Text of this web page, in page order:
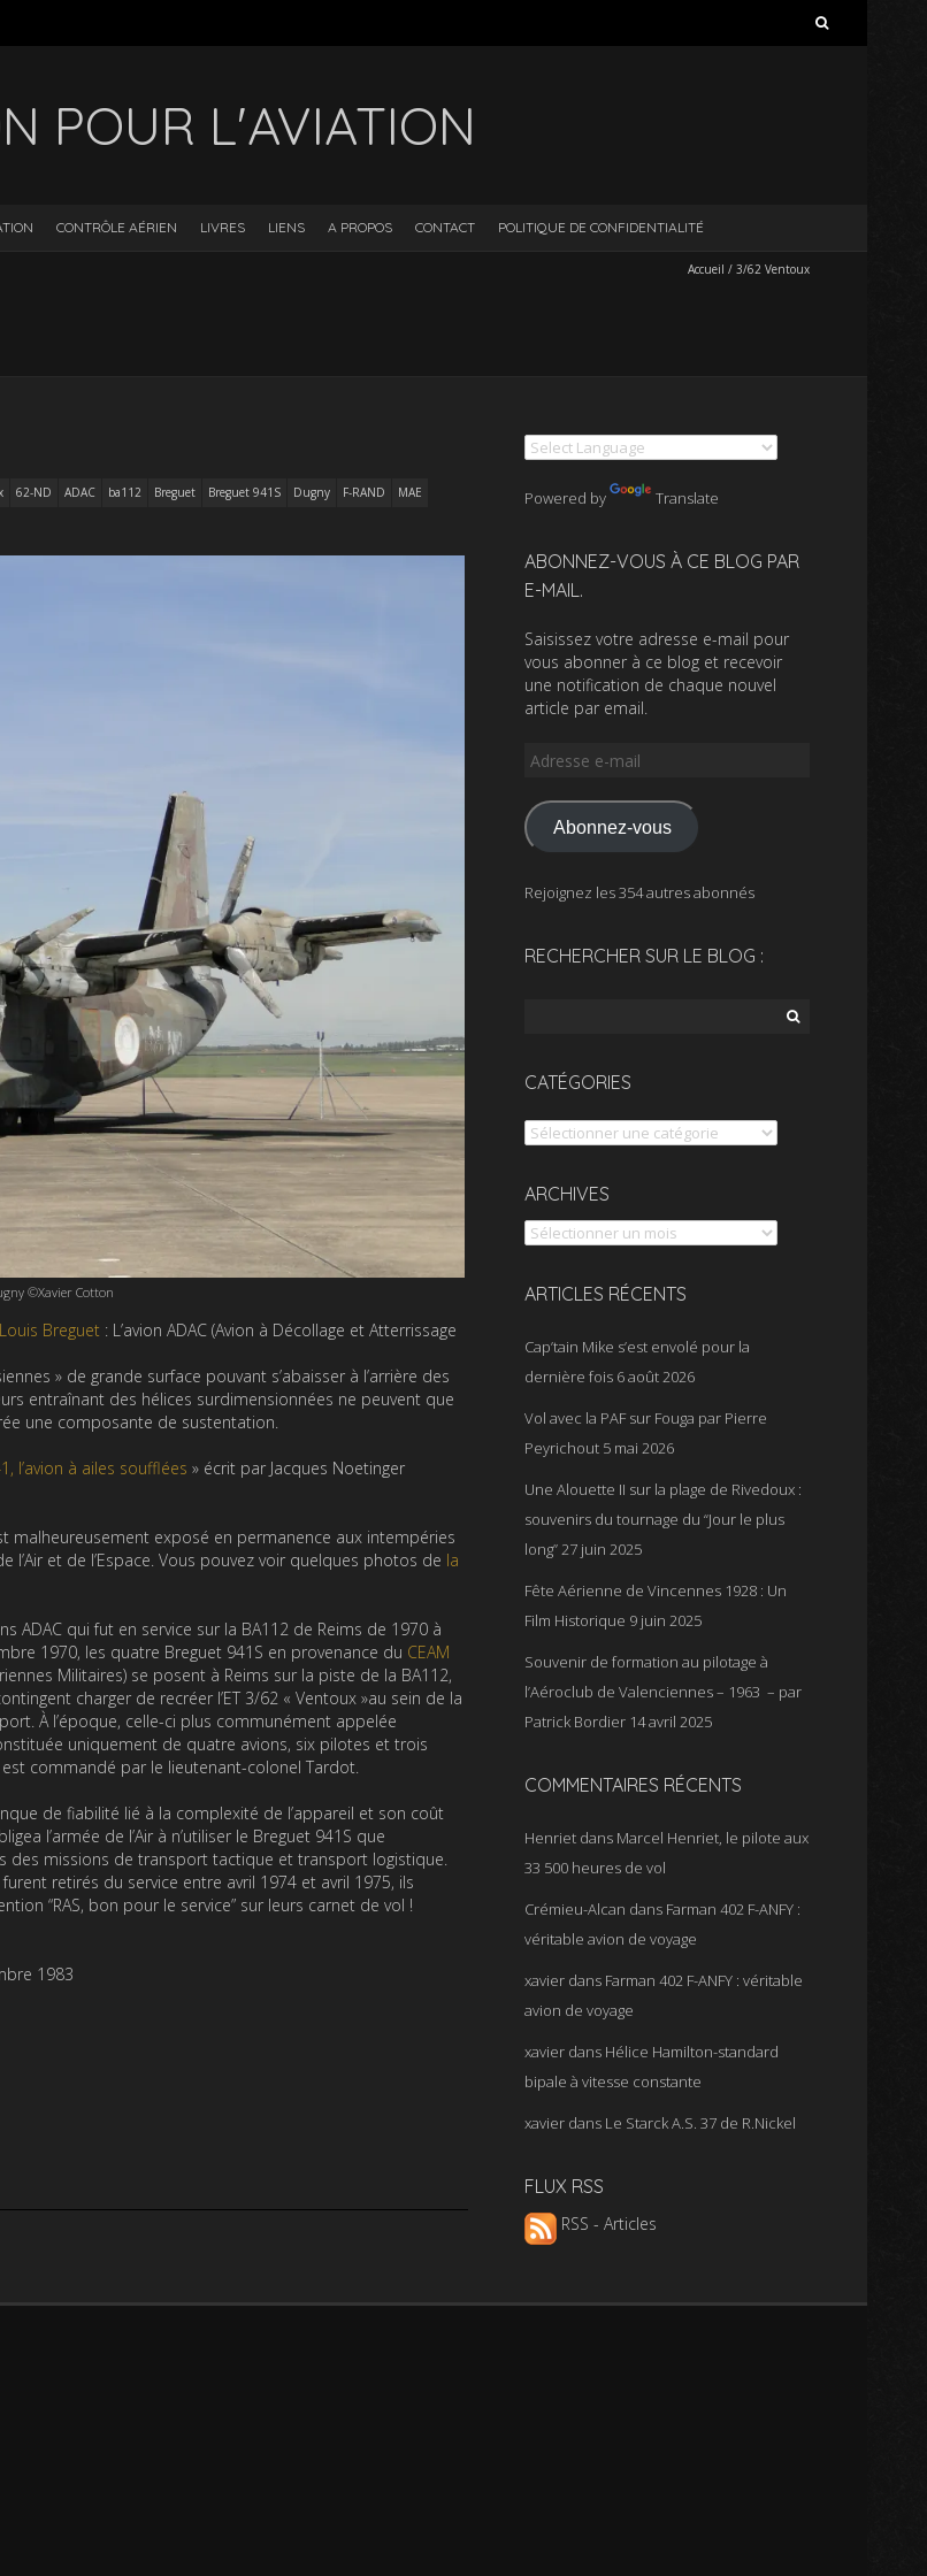
POUR L'AVIATION
CONTRÔLE AÉRIEN LIVRES LIENS A PROPOS CONTACT POLITIQUE DE CONFIDENTIALITÉ
Accueil /3/62 Ventoux
62-ND ADAC ba112 Breguet Breguet 941S Dugny F-RAND
MAE
©Xavier Cotton
Louis Breguet: L’avion ADAC (Avion à Décollage et Atterrissage
» de grande surface pouvant s’abaisser à l’arrière des
entraînant des hélices surdimensionnées ne peuvent que
une composante de sustentation.
l’avion à ailes soufflées » écrit par Jacques Noetinger
malheureusement exposé en permanence aux intempéries
et de l’Espace. Vous pouvez voir quelques photos de la
ADAC qui fut en service sur la BA112 de Reims de 1970 à
1970, les quatre Breguet 941S en provenance du CEAM
Militaires) se posent à Reims sur la piste de la BA112,
charger de recréer l’ET 3/62 « Ventoux »au sein de la
À l’époque, celle-ci plus communément appelée
uniquement de quatre avions, six pilotes et trois
est commandé par le lieutenant-colonel Tardot.
de fiabilité lié à la complexité de l’appareil et son coût
l’armée de l’Air à n’utiliser le Breguet 941S que
des missions de transport tactique et transport logistique.
retirés du service entre avril 1974 et avril 1975, ils
“RAS, bon pour le service” sur leurs carnet de vol !
1983
Powered by Translate
ABONNEZ-VOUS À CE BLOG PAR
E-MAIL.
Saisissez votre adresse e-mail pour
vous abonner à ce blog et recevoir
une notification de chaque nouvel
article par email.
Adresse
mail
Abonnez-vous
Rejoignez les 354 autres abonnés
RECHERCHER SUR LE BLOG :
CATÉGORIES
Catégories
ARCHIVES
Archives
ARTICLES RÉCENTS
Cap’tain Mike s’est envolé pour la
dernière fois 6 août 2026
Vol avec la PAF sur Fouga par Pierre
Peyrichout 5 mai 2026
Une Alouette II sur la plage de Rivedoux :
souvenirs du tournage du “Jour le plus
long”27 juin 2025
Fête Aérienne de Vincennes 1928 : Un
Film Historique 9 juin 2025
Souvenir de formation au pilotage à
l’Aéroclub de Valenciennes – 1963 – par
Patrick Bordier 14 avril 2025
COMMENTAIRES RÉCENTS
Henriet dans Marcel Henriet, le pilote aux
33 500 heures de vol
Crémieu-Alcan dans Farman 402 F-ANFY :
véritable avion de voyage
xavier dans Farman 402 F-ANFY : véritable
avion de voyage
xavier dans Hélice Hamilton-standard
bipale à vitesse constante
xavier dans Le Starck A.S. 37 de R.Nickel
FLUX RSS
RSS - Articles